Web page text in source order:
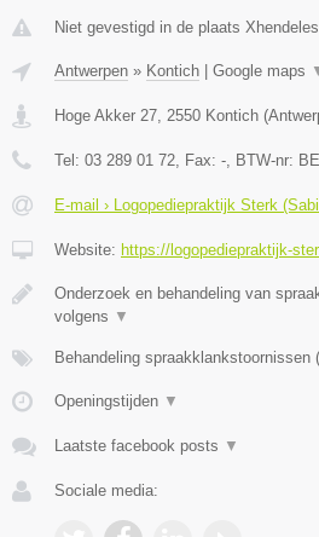
Niet gevestigd in de plaats
Antwerpen » Kontich Google maps
Hoge Akker 27, 2550 Kontich (
Tel: 03 289 01 72, Fax: -, BTW-nr:
E-mail › Logopediepraktijk Sterk
Website: https://logopediepraktijk-
Onderzoek en behandeling van
volgens ▼
Behandeling spraakklankstoornissen
Openingstijden ▼
Laatste facebook posts ▼
Sociale media: